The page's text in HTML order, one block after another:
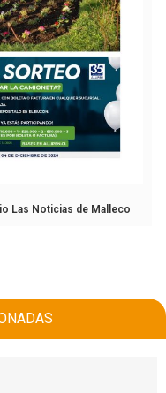
Las Noticias de Malleco